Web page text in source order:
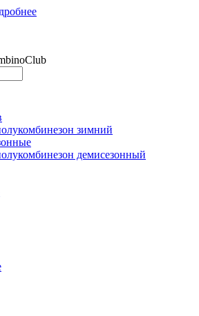
зимний
демисезонный